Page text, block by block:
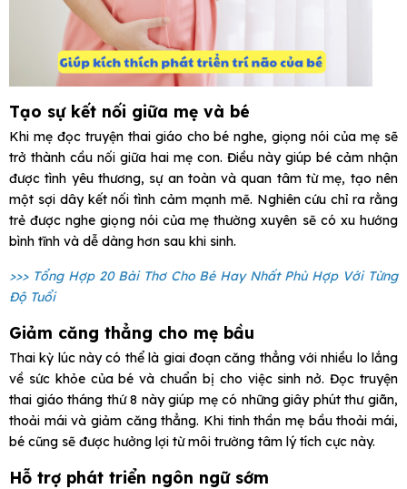
Tạo sự kết nối giữa mẹ và bé
Khi mẹ đọc truyện thai giáo cho bé nghe, giọng nói của mẹ sẽ
trở thành cầu nối giữa hai mẹ con. Điều này giúp bé cảm nhận
được tình yêu thương, sự an toàn và quan tâm từ mẹ, tạo nên
một sợi dây kết nối tình cảm mạnh mẽ. Nghiên cứu chỉ ra rằng
trẻ được nghe giọng nói của mẹ thường xuyên sẽ có xu hướng
bình tĩnh và dễ dàng hơn sau khi sinh.
>>> Tổng Hợp 20 Bài Thơ Cho Bé Hay Nhất Phù Hợp Với Từng
Độ Tuổi
Giảm căng thẳng cho mẹ bầu
Thai kỳ lúc này có thể là giai đoạn căng thẳng với nhiều lo lắng
về sức khỏe của bé và chuẩn bị cho việc sinh nở. Đọc truyện
thai giáo tháng thứ 8 này giúp mẹ có những giây phút thư giãn,
thoải mái và giảm căng thẳng. Khi tinh thần mẹ bầu thoải mái,
bé cũng sẽ được hưởng lợi từ môi trường tâm lý tích cực này.
Hỗ trợ phát triển ngôn ngữ sớm